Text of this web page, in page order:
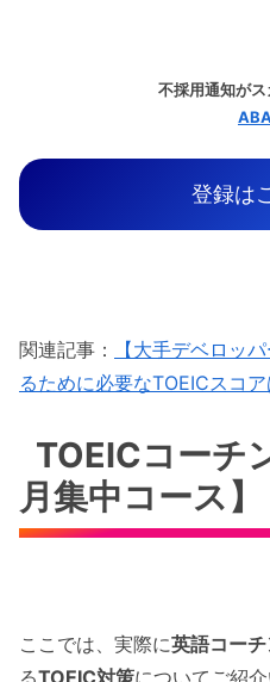
不採用通知が
登録は
関連記事：
【大手デベロッ
るために必要なTOEICスコ
TOEICコーチ
月集中コース】
ここでは、実際に英語コー